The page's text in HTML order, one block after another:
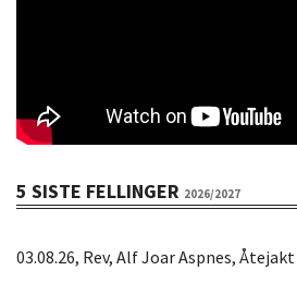
5 SISTE FELLINGER 2026/2027
03.08.26, Rev, Alf Joar Aspnes, Åtejakt